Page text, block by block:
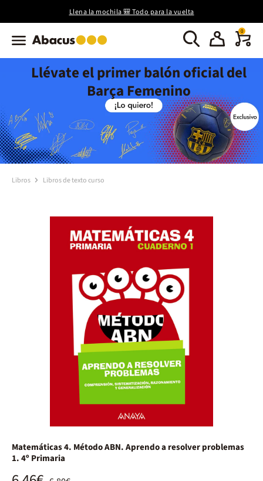
Llena la mochila 🎒 Todo para la vuelta
0
Llévate el primer balón oficial del
Barça Femenino
Libros Libros de texto curso
Matemáticas 4. Método ABN. Aprendo a resolver problemas
1. 4º Primaria